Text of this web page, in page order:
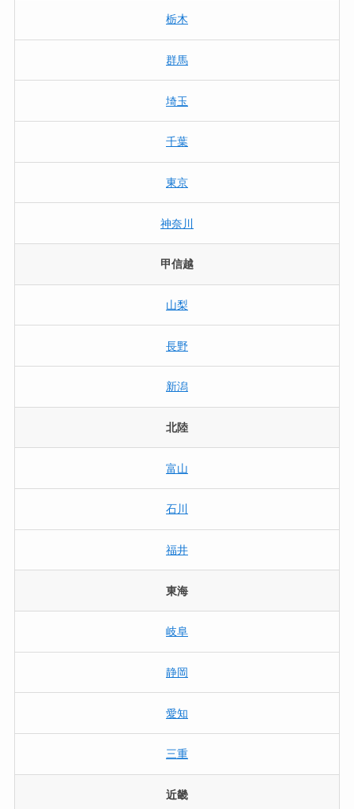
栃木
群馬
埼玉
千葉
東京
神奈川
甲信越
山梨
長野
新潟
北陸
富山
石川
福井
東海
岐阜
静岡
愛知
三重
近畿